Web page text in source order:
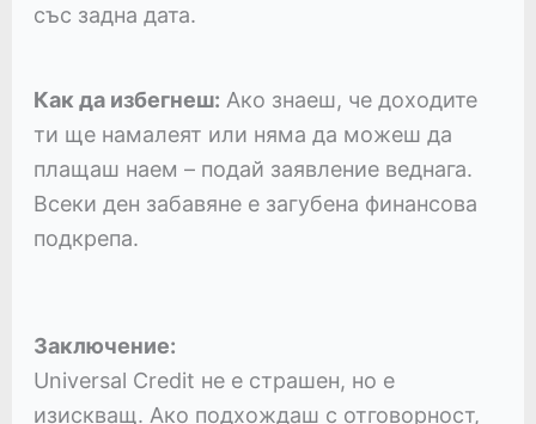
със задна дата.
Как да избегнеш: Ако знаеш, че доходите
ти ще намалеят или няма да можеш да
плащаш наем – подай заявление веднага.
Всеки ден забавяне е загубена финансова
подкрепа.
Заключение:
Universal Credit не е страшен, но е
изискващ. Ако подхождаш с отговорност,